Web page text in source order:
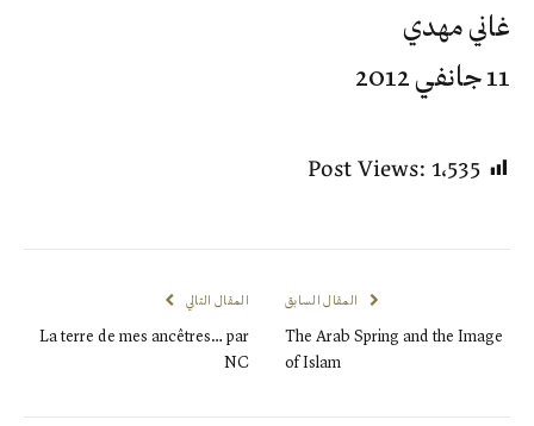
غاني مهدي
11 جانفي 2012
Post Views:1٬535
المقال السابق
The Arab Spring and the Image
of Islam
المقال التالي
La terre de mes ancêtres… par
NC